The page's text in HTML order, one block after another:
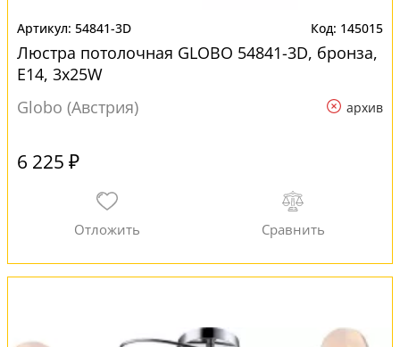
54841-3D 145015
Люстра потолочная GLOBO 54841-3D, бронза,
E14, 3x25W
Globo (Австрия)
архив
6 225 ₽